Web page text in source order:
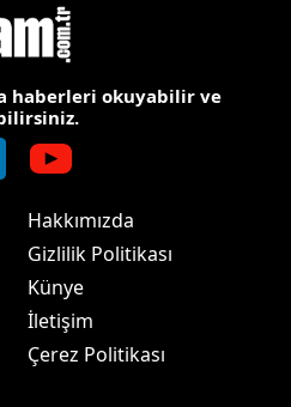
haberleri okuyabilir ve
Hakkımızda
Gizlilik Politikası
Künye
İletişim
Çerez Politikası